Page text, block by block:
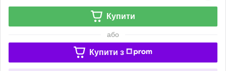
Купити
або
Купити з